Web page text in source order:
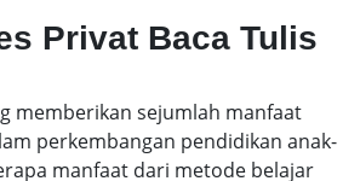
Privat Baca Tulis
memberikan sejumlah manfaat
perkembangan pendidikan anak-
manfaat dari metode belajar